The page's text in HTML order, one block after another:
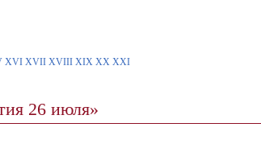
XVI XVII XVIII XIX XX XXI
26 июля»